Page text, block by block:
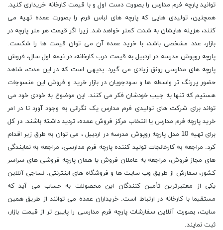
توانید پارچه فرم مدارس را بصورت دست اول و با قیمت کارخانه خریداری کنید.
همچنین، تولیدی هایی که پارچه های لباس فرم را بصورت عمده تهیه می
کنند، هزینه هایشان به شدت کمتر خواهد شد. زیرا اگر قیمت هر متر پارچه در
بازار، عدد مشخصی باشد، با خرید عمده آن می توان قیمت ها را شکست.
پارچه روپوش مدرسه در اردبیل به قیمت درب کارخانه، در نیمه اول سال، فروش
پارچه های مدارسی رونق زیادی می گیرد. بدیهی است که در این مدت، شاهد
حضور پررنگ تر واسطه ها و سودجویان در بازار خرید و فروش این منسوجات
هستیم که تنها به جیب خودشان فکر می کنند. این موضوع به خودی خود می
تواند برای شرکت های تولیدی فرم مدارس یک نگرانی به وجود آورد تا در امر
خرید پارچه فرم مدارس یا انتخاب مرکز فروش عمده، تردید داشته باشند. در کل
برای تهیه 10 مدل پارچه روپوش مدرسه در اردبیل ، می توان به طرق زیر اقدام
کرد. مراجعه به کارخانجات تولید کننده پارچه فرم مدارسی، مراجعه به نمایندگی
های مجاز فروش، مراجعه به عاملان فروش یا همان پارچه فروشی های سراسر
کشور، سفارش از طریق وب سایت ها و فروشگاه های اینترنتی. نساجی آنلاین
یکی از معتبرترین تأمین کنندگان این محصولات به حساب می آید که
مستقیما با کارخانه در ارتباط است. خریداران عمده می توانند از طریق همین
سایت، بصورت آنلاین سفارشات پارچه فرم مدارسی را پایین تر از قیمت بازار،
ثبت نمایند.